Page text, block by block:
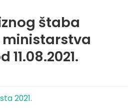
štaba
2021.